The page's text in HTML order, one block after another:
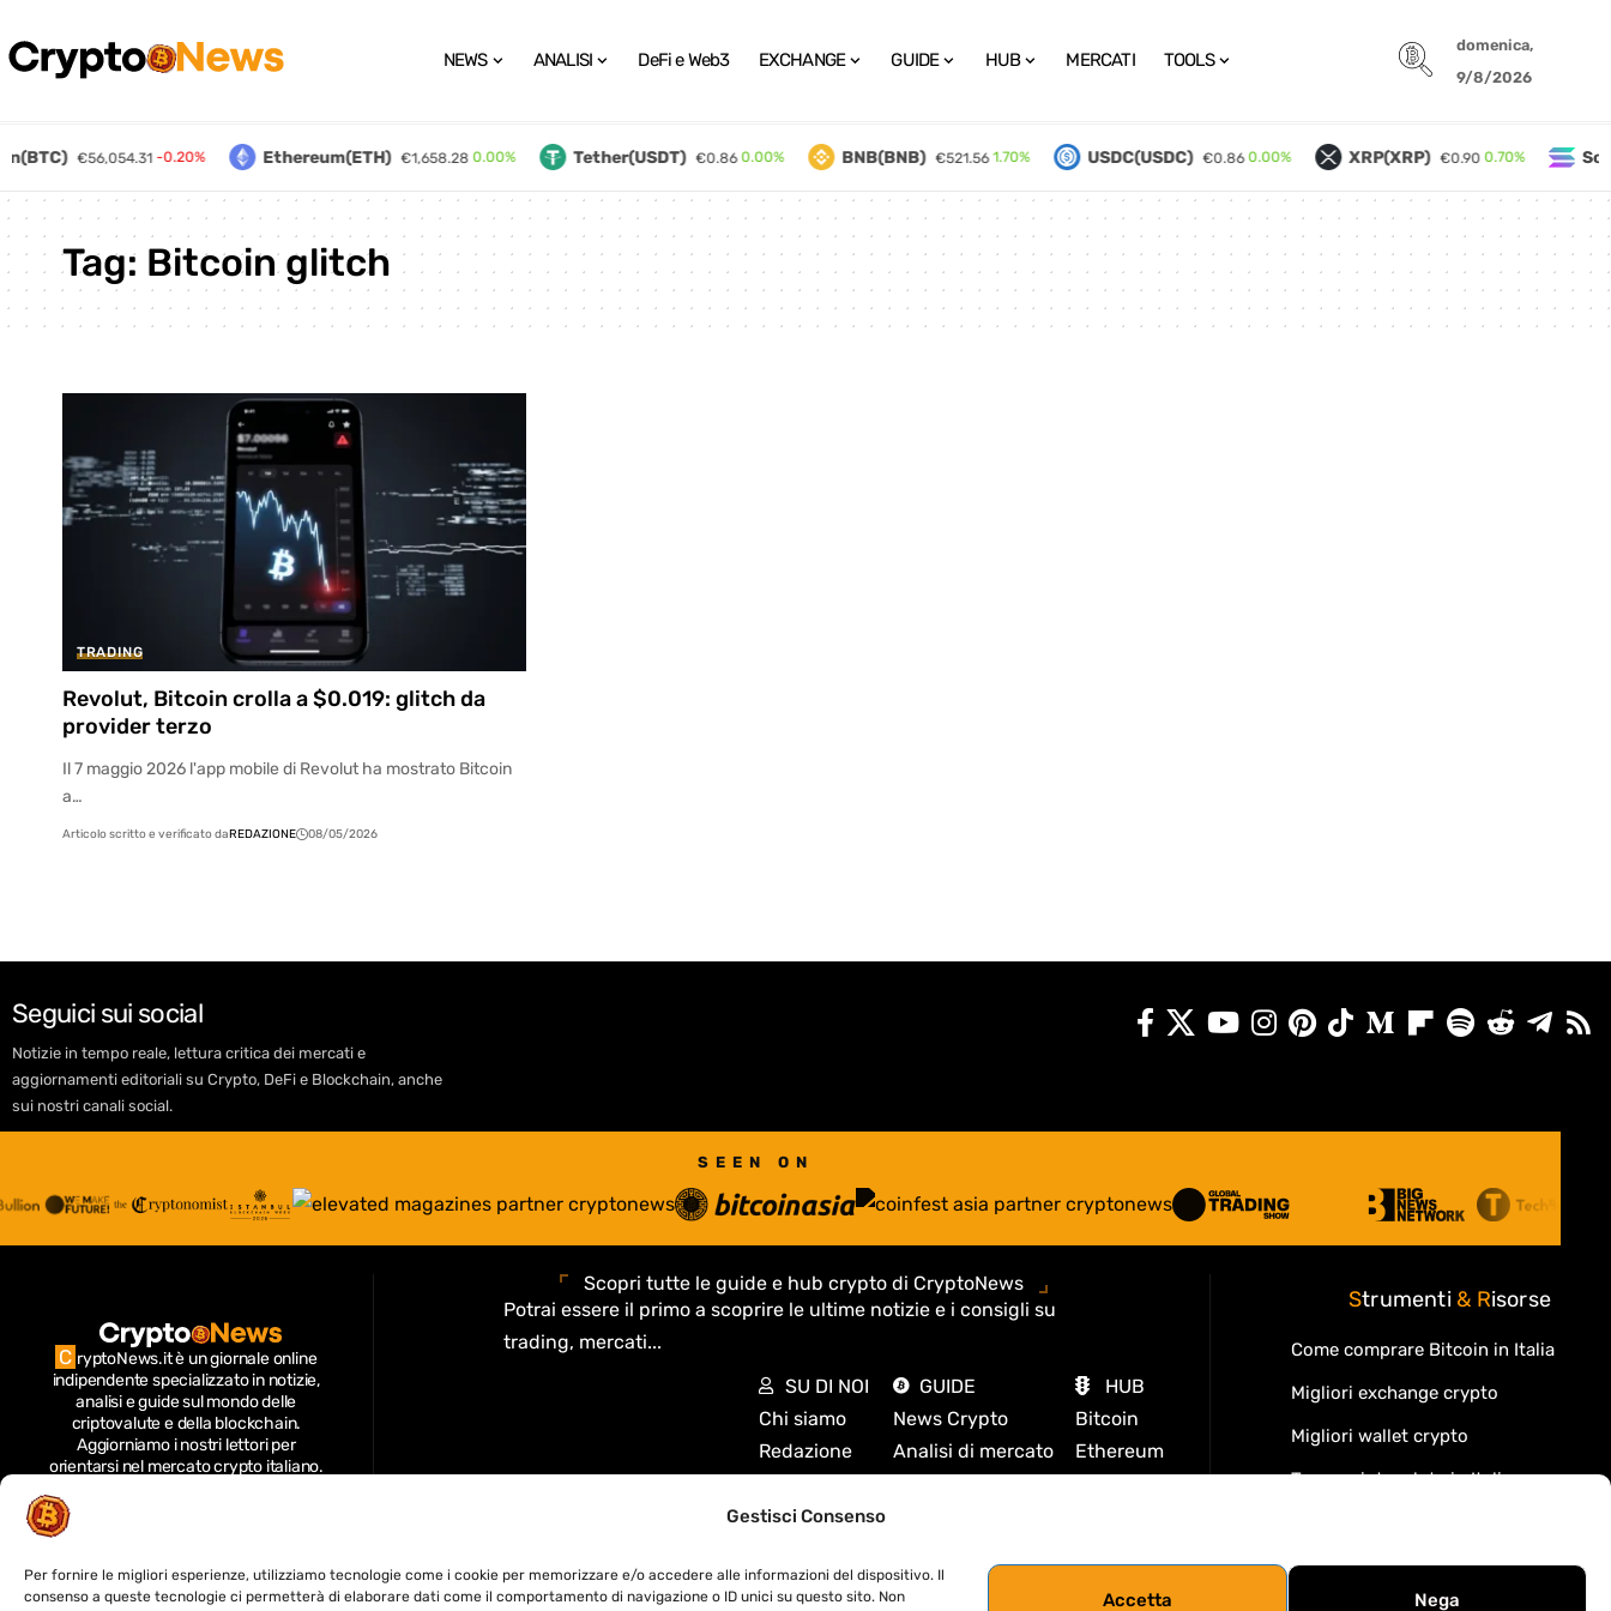
Gestisci Consenso
Per fornire le migliori esperienze, utilizziamo tecnologie come i cookie per memorizzare e/o accedere alle informazioni del dispositivo. Il
consenso a queste tecnologie ci permetterà di elaborare dati come il comportamento di navigazione o ID unici su questo sito. Non
Accetta Nega
NEWS ANALISI DeFi e Web3 EXCHANGE GUIDE HUB MERCATI TOOLS
domenica,
9/8/2026
€56,054.31 -0.20% Ethereum(ETH) €1,658.28 0.00% Tether(USDT) €0.86 0.00% BNB(BNB) €521.56 1.70% USDC(USDC) €0.86 0.00% XRP(XRP) €0.90 0.70%
Tag: Bitcoin glitch
TRADING
Revolut, Bitcoin crolla a $0.019: glitch da
provider terzo
Il 7 maggio 2026 l'app mobile di Revolut ha mostrato Bitcoin
a…
Articolo scritto e verificato daREDAZIONE 08/05/2026
Seguici sui social
Notizie in tempo reale, lettura critica dei mercati e
aggiornamenti editoriali su Crypto, DeFi e Blockchain, anche
sui nostri canali social.
SEEN ON
C ryptoNews.it è un giornale online
indipendente specializzato in notizie,
analisi e guide sul mondo delle
criptovalute e della blockchain.
Aggiorniamo i nostri lettori per
orientarsi nel mercato crypto italiano.
Ethereum, stablecoin, exchange, NFT
guide per investitori e aggiornamenti
su sicurezza e tecnologia blockchain.
Scopri tutte le guide e hub crypto di CryptoNews
Potrai essere il primo a scoprire le ultime notizie e i consigli su
trading, mercati...
HUB
Bitcoin
Ethereum
GUIDE
News Crypto
Analisi di mercato
DeFi e Web3
SU DI NOI
Chi siamo
Redazione
Privacy Policy
Contatti
Strumenti & Risorse
Come comprare Bitcoin in Italia
Migliori exchange crypto
Migliori wallet crypto
Tasse criptovalute in Italia
Cos'è la DeFi